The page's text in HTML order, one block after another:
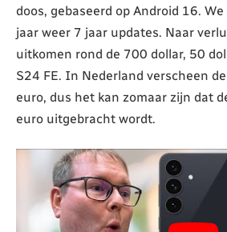
doos, gebaseerd op Android 16.
jaar weer 7 jaar updates. Naar
uitkomen rond de 700 dollar, 50
S24 FE. In Nederland verscheen
euro, dus het kan zomaar zijn dat
euro uitgebracht wordt.